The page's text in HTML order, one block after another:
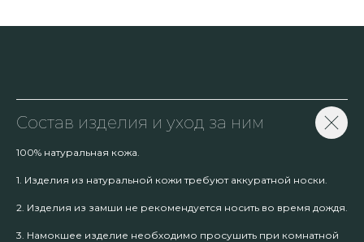
Состав изделия и уход за ним
100% натуральная кожа.
1. Изделия из натуральной кожи требуют аккуратной носки.
2. Изделия из замши не рекомендуется носить во время дождя.
3. Намокшее изделие необходимо просушить при комнатной